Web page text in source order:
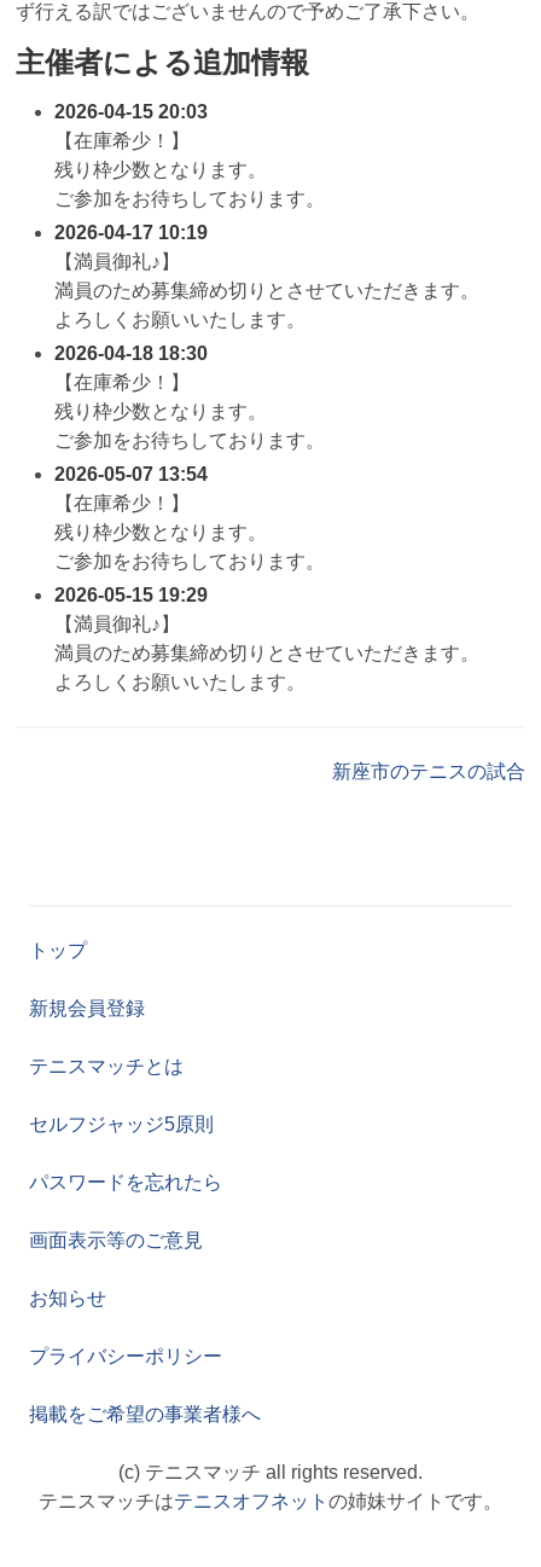
ず行える訳ではございませんので予めご了承下さい。
主催者による追加情報
2026-04-15 20:03
【在庫希少！】
残り枠少数となります。
ご参加をお待ちしております。
2026-04-17 10:19
【満員御礼♪】
満員のため募集締め切りとさせていただきます。
よろしくお願いいたします。
2026-04-18 18:30
【在庫希少！】
残り枠少数となります。
ご参加をお待ちしております。
2026-05-07 13:54
【在庫希少！】
残り枠少数となります。
ご参加をお待ちしております。
2026-05-15 19:29
【満員御礼♪】
満員のため募集締め切りとさせていただきます。
よろしくお願いいたします。
新座市のテニスの試合
トップ
新規会員登録
テニスマッチとは
セルフジャッジ5原則
パスワードを忘れたら
画面表示等のご意見
お知らせ
プライバシーポリシー
掲載をご希望の事業者様へ
(c) テニスマッチ all rights reserved.
テニスマッチはテニスオフネット の姉妹サイトです。